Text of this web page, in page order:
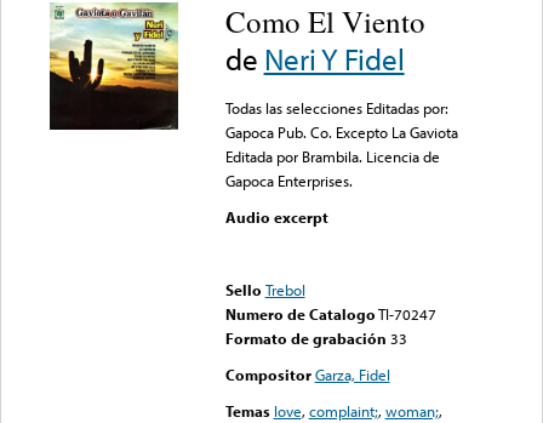
Como El Viento
de Neri Y Fidel
Todas las selecciones Editadas por:
Gapoca Pub. Co. Excepto La Gaviota
Editada por Brambila. Licencia de
Gapoca Enterprises.
Audio excerpt
Sello Trebol
Numero de CatalogoTI-70247
Formato de grabación 33
Compositor Garza, Fidel
Temas love,complaint;,woman;,